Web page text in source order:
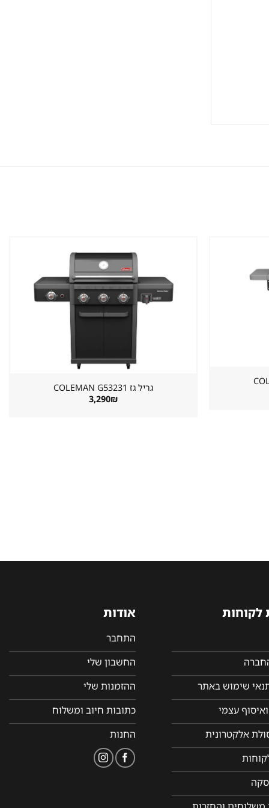
גריל גז ⁦COLEMAN G53231⁩
3,290₪
לקוחות
שימוש באתר
עצמי
אלקטרונית
אודות
התחבר
החשבון שלי
ההזמנות שלי
כתובות חיוב ומשלוח
החנות